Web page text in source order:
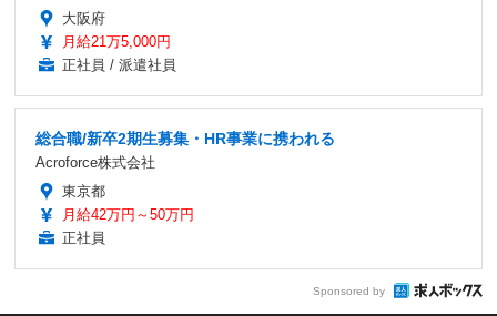
大阪府
月給21万5,000円
正社員 / 派遣社員
総合職/新卒2期生募集・HR事業に携われる
Acroforce株式会社
東京都
月給42万円～50万円
正社員
Sponsored by